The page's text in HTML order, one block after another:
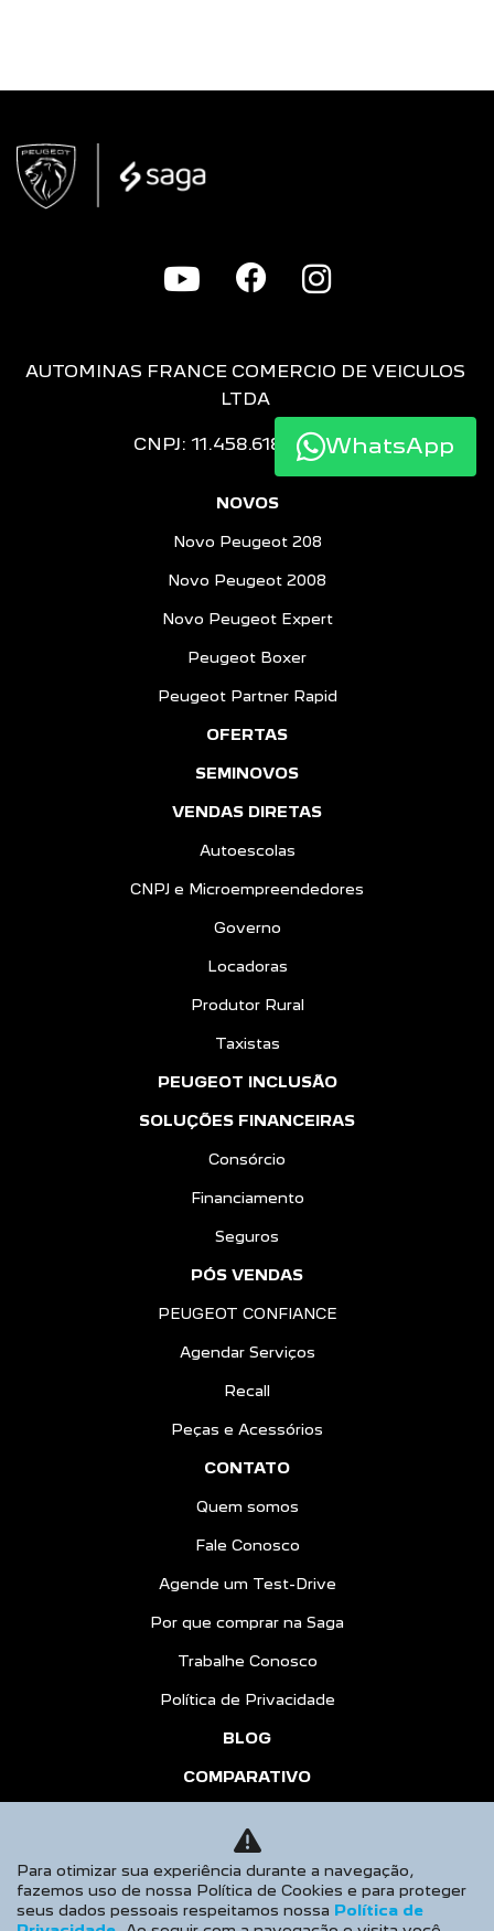
AUTOMINAS FRANCE COMERCIO DE VEICULOS
LTDA
CNPJ: 11.458.618/0001-16
NOVOS
Novo Peugeot 208
Novo Peugeot 2008
Novo Peugeot Expert
Peugeot Boxer
Peugeot Partner Rapid
OFERTAS
SEMINOVOS
VENDAS DIRETAS
Autoescolas
CNPJ e Microempreendedores
Governo
Locadoras
Produtor Rural
Taxistas
PEUGEOT INCLUSÃO
SOLUÇÕES FINANCEIRAS
Consórcio
Financiamento
Seguros
PÓS VENDAS
PEUGEOT CONFIANCE
Agendar Serviços
Recall
Peças e Acessórios
CONTATO
Quem somos
Fale Conosco
Agende um Test-Drive
Por que comprar na Saga
Trabalhe Conosco
Política de Privacidade
BLOG
COMPARATIVO
AGENDE UM TEST DRIVE
Desacelere. Seu bem maior é a vida.
WhatsApp
Para otimizar sua experiência durante a navegação,
fazemos uso de nossa Política de Cookies e para proteger
seus dados pessoais respeitamos nossa Política de